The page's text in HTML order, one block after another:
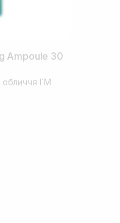
Ampoule 30
обличчя I`M